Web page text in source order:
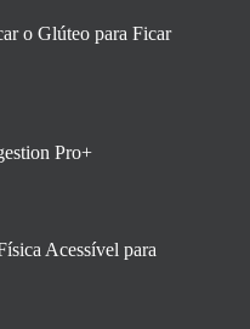
o Glúteo para Ficar
Pro+
Acessível para